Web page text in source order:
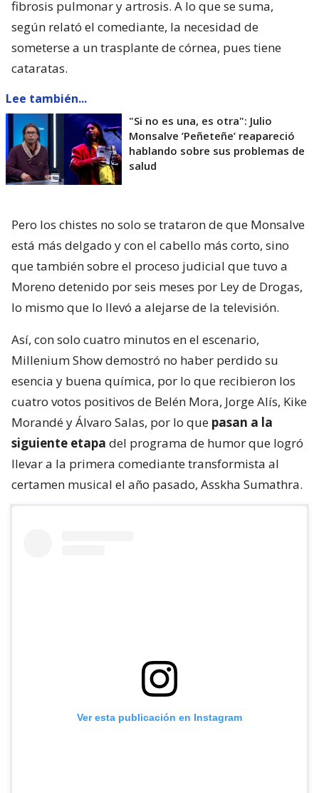
fibrosis pulmonar y artrosis. A lo que se suma,
según relató el comediante, la necesidad de
someterse a un trasplante de córnea, pues tiene
cataratas.
Lee también...
"Si no es una, es otra": Julio
Monsalve ’Peñeteñe’ reapareció
hablando sobre sus problemas de
salud
Pero los chistes no solo se trataron de que Monsalve
está más delgado y con el cabello más corto, sino
que también sobre el proceso judicial que tuvo a
Moreno detenido por seis meses por Ley de Drogas,
lo mismo que lo llevó a alejarse de la televisión.
Así, con solo cuatro minutos en el escenario,
Millenium Show demostró no haber perdido su
esencia y buena química, por lo que recibieron los
cuatro votos positivos de Belén Mora, Jorge Alís, Kike
Morandé y Álvaro Salas, por lo que pasan a la
siguiente etapa del programa de humor que logró
llevar a la primera comediante transformista al
certamen musical el año pasado, Asskha Sumathra.
Ver esta publicación en Instagram